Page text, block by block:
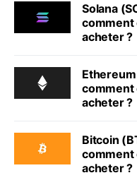
Solana
comment
acheter ?
Ethereum
comment
acheter ?
Bitcoin
comment
acheter ?